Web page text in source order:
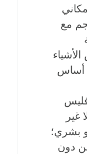
مع
أساس
غير
بشري؛
دون